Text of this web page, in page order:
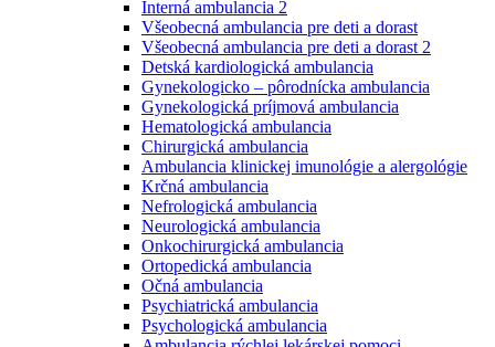
Interná ambulancia 2
Všeobecná ambulancia pre deti a dorast
Všeobecná ambulancia pre deti a dorast 2
Detská kardiologická ambulancia
Gynekologicko – pôrodnícka ambulancia
Gynekologická príjmová ambulancia
Hematologická ambulancia
Chirurgická ambulancia
Ambulancia klinickej imunológie a alergológie
Krčná ambulancia
Nefrologická ambulancia
Neurologická ambulancia
Onkochirurgická ambulancia
Ortopedická ambulancia
Očná ambulancia
Psychiatrická ambulancia
Psychologická ambulancia